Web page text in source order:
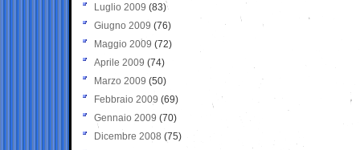
Luglio 2009 (83)
Giugno 2009 (76)
Maggio 2009 (72)
Aprile 2009 (74)
Marzo 2009 (50)
Febbraio 2009 (69)
Gennaio 2009 (70)
Dicembre 2008 (75)